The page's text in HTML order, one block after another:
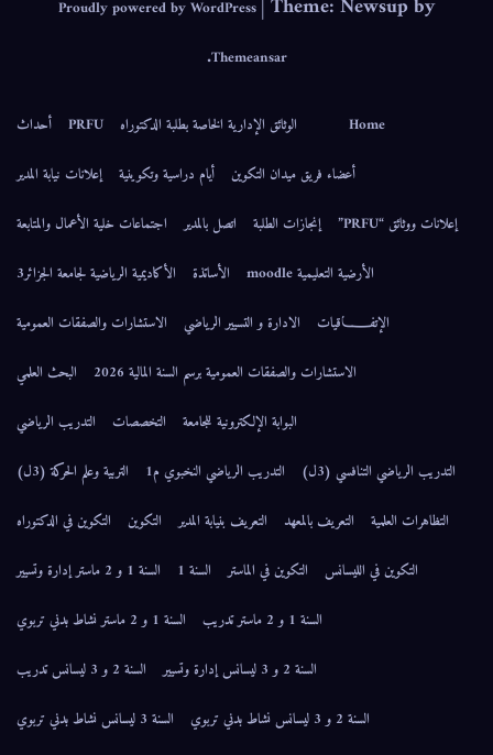
Proudly powered by WordPress |Theme: Newsup by
Themeansar
.
Home الوثائق الإدارية الخاصة بطلبة الدكتوراه PRFU
أحداث
أعضاء فريق ميدان التكوين
أيام دراسية وتكوينية
إعلانات نيابة المدير
إعلانات ووثائق “PRFU”
إنجازات الطلبة اتصل بالمدير
اجتماعات خلية الأعمال والمتابعة
الأرضية التعليمية moodle
الأساتذة
الأكاديمية الرياضية لجامعة الجزائر3
الإتفــــــاقيات
الادارة و التسيير الرياضي
الاستشارات والصفقات العمومية
الاستشارات والصفقات العمومية برسم السنة المالية 2026
البحث العلمي
البوابة الإلكترونية للجامعة
التخصصات
التدريب الرياضي
التدريب الرياضي التنافسي (3ل)
التدريب الرياضي النخبوي م1
التربية وعلم الحركة (3ل)
التظاهرات العلمية
التعريف بالمعهد التعريف بنيابة المدير التكوين
التكوين في الدكتوراه
التكوين في الليسانس
التكوين في الماستر السنة 1
السنة 1 و 2 ماستر إدارة وتسيير
السنة 1 و 2 ماستر تدريب
السنة 1 و 2 ماستر نشاط بدني تربوي
السنة 2 و 3 ليسانس إدارة وتسيير
السنة 2 و 3 ليسانس تدريب
السنة 2 و 3 ليسانس نشاط بدني تربوي
السنة 3 ليسانس نشاط بدني تربوي